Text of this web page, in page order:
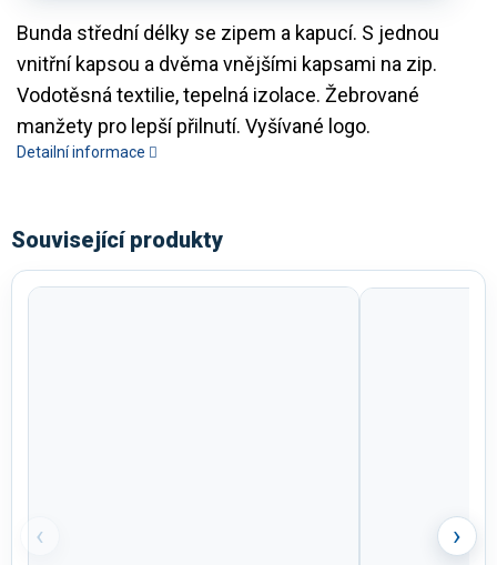
Bunda střední délky se zipem a kapucí. S jednou
vnitřní kapsou a dvěma vnějšími kapsami na zip.
Vodotěsná textilie, tepelná izolace. Žebrované
manžety pro lepší přilnutí. Vyšívané logo.
Detailní informace
Související produkty
‹ ›